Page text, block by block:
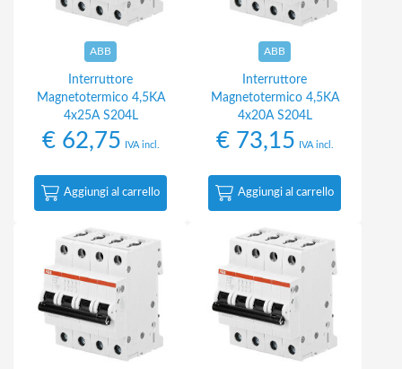
ABB
Interruttore
Magnetotermico 4,5KA
4x25A S204L
€62,75 IVA incl.
Aggiungi al carrello
ABB
Interruttore
Magnetotermico 4,5KA
4x20A S204L
€73,15 IVA incl.
Aggiungi al carrello